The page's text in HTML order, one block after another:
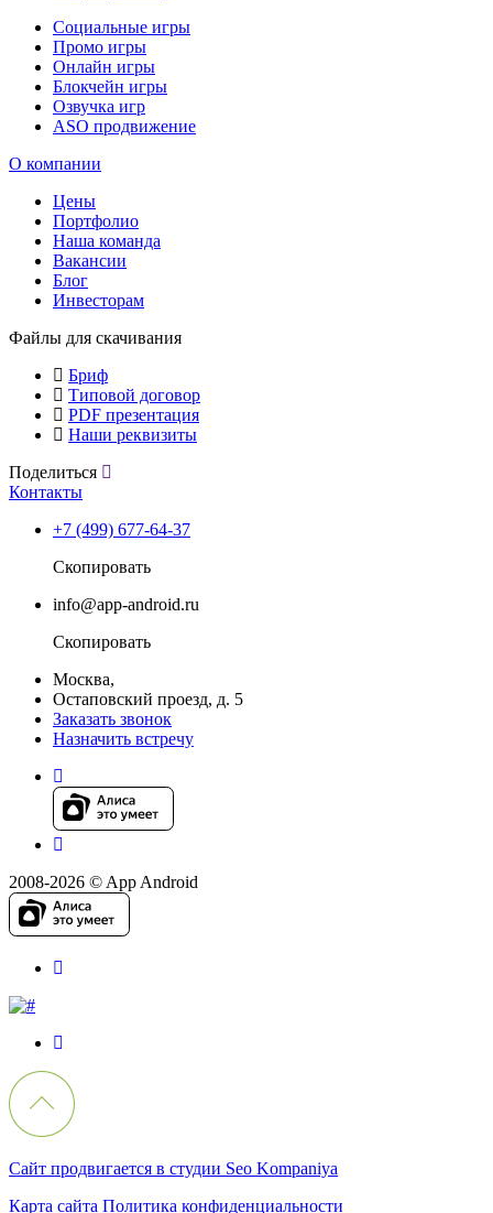
Социальные игры
Промо игры
Онлайн игры
Блокчейн игры
Озвучка игр
ASO продвижение
О компании
Цены
Портфолио
Наша команда
Вакансии
Блог
Инвесторам
Файлы для скачивания
Бриф
Типовой договор
PDF презентация
Наши реквизиты
Поделиться
Контакты
+7 (499) 677-64-37
Скопировать
info@app-android.ru
Скопировать
Москва,
Остаповский проезд, д. 5
Заказать звонок
Назначить встречу
2008-2026 © App Android
Сайт продвигается в студии Seo Kompaniya
Карта сайта Политика конфиденциальности